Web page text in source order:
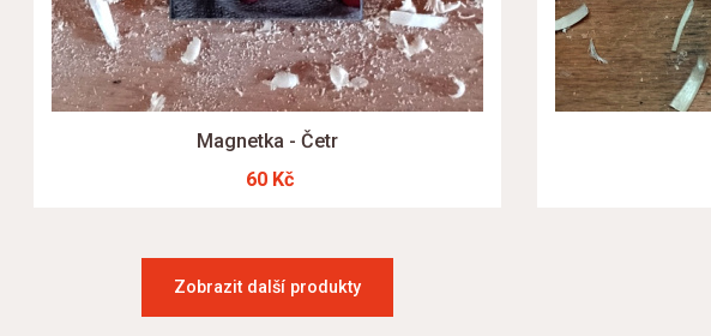
Magnetka - Četr
60 Kč
Zobrazit další produkty